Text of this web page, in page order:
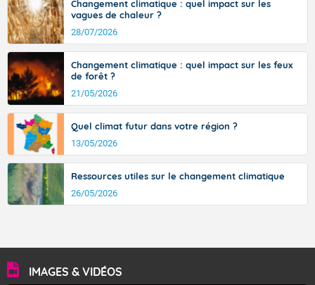
Changement climatique : quel impact sur les
vagues de chaleur ?
28/07/2026
Changement climatique : quel impact sur les feux
de forêt ?
21/05/2026
Quel climat futur dans votre région ?
13/05/2026
Ressources utiles sur le changement climatique
26/05/2026
IMAGES & VIDÉOS